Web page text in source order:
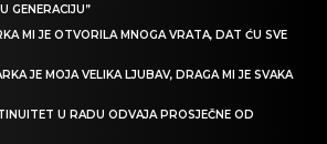
GENERACIJU”
MI JE OTVORILA MNOGA VRATA, DAT ĆU SVE
JE MOJA VELIKA LJUBAV, DRAGA MI JE SVAKA
U RADU ODVAJA PROSJEČNE OD